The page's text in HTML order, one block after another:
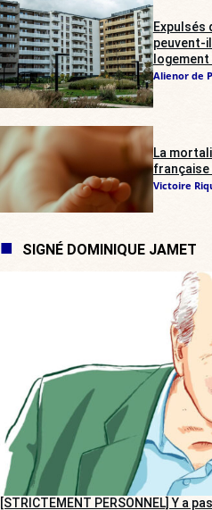
Expulsés
peuvent-
logement
Alienor de
La
française
Victoire
SIGNÉ DOMINIQUE JAMET
[STRICTEMENT PERSONNEL] Y a